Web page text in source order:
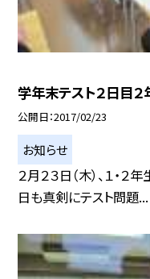
学年末テスト２日目２
公開日 2017/02/23
お知らせ
２月２３日（木）、１・
日も真剣にテスト問題...